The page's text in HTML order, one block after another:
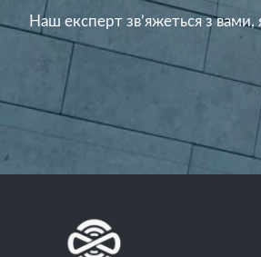
Наш експерт зв’яжеться з